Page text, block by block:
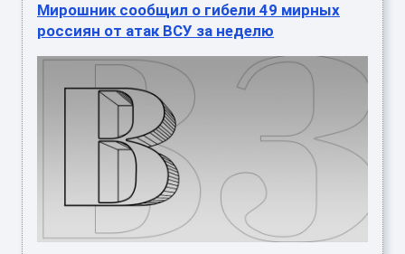
Мирошник сообщил о гибели 49 мирных
россиян от атак ВСУ за неделю